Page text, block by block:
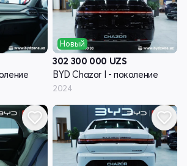
Новый
302 300 000 UZS
BYD Chazor I - поколение
2024